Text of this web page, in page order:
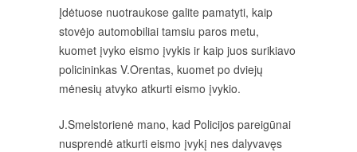
Įdėtuose nuotraukose galite pamatyti, kaip
stovėjo automobiliai tamsiu paros metu,
kuomet įvyko eismo įvykis ir kaip juos surikiavo
policininkas V.Orentas, kuomet po dviejų
mėnesių atvyko atkurti eismo įvykio.
J.Smelstorienė mano, kad Policijos pareigūnai
nusprendė atkurti eismo įvykį nes dalyvavęs